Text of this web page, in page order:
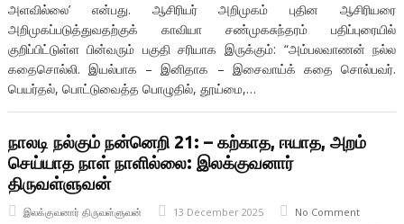
அளவில்லை’ என்பது. ஆசிரியர் அறிமுகம் புதின ஆசிரியரை
அறிமுகப்படுத்துவதற்குக் காவியா சண்முகசுந்தரம் பதிப்புரையில்
குறிப்பிட்டுள்ள பின்வரும் பகுதி சரியாக இருக்கும்: “அம்பலவாணன் நல்ல
கதைசொல்லி. இயல்பாக – இனிதாக – இசைவாய்க் கதை சொல்பவர்.
பெயர்தல், பொட்டுவைத்த பொழுதில், தூய்மை,…
நாலடி நல்கும் நன்னெறி 21: – கற்காத, ஈயாத, அறம்
செய்யாத நாள் நாளில்லை: இலக்குவனார்
திருவள்ளுவன்
இலக்குவனார் திருவள்ளுவன் 13 December 2025 No Comment